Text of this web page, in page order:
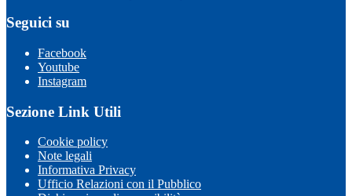
Seguici su
Facebook
Youtube
Instagram
Sezione Link Utili
Cookie policy
Note legali
Informativa Privacy
Ufficio Relazioni con il Pubblico